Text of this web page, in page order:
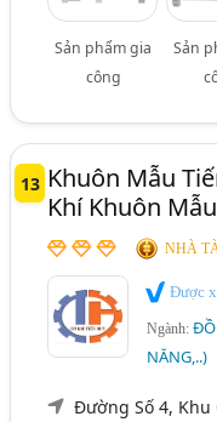
Sản phẩm gia
công
Sản
13 Khuôn Mẫu
Khí Khuôn
NHÀ
Được
Ngành:ĐỒ
NĂNG,..)
Đường Số 4, Khu